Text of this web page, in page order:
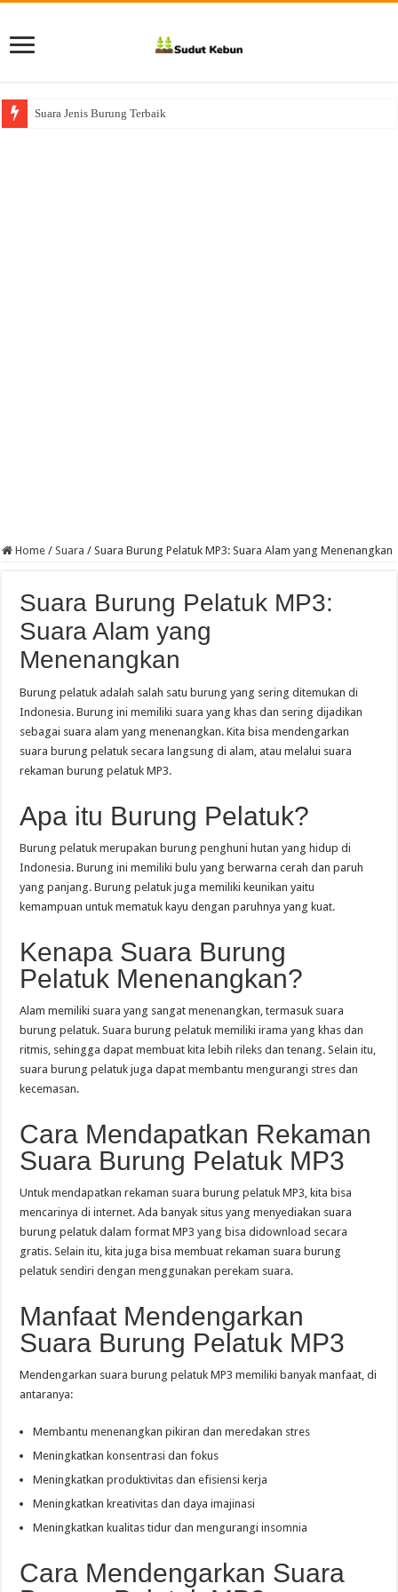
Suara Jenis Burung Terbaik
Home / Suara / Suara Burung Pelatuk MP3: Suara Alam yang Menenangkan
Suara Burung Pelatuk MP3:
Suara Alam yang
Menenangkan
Burung pelatuk adalah salah satu burung yang sering ditemukan di
Indonesia. Burung ini memiliki suara yang khas dan sering dijadikan
sebagai suara alam yang menenangkan. Kita bisa mendengarkan
suara burung pelatuk secara langsung di alam, atau melalui suara
rekaman burung pelatuk MP3.
Apa itu Burung Pelatuk?
Burung pelatuk merupakan burung penghuni hutan yang hidup di
Indonesia. Burung ini memiliki bulu yang berwarna cerah dan paruh
yang panjang. Burung pelatuk juga memiliki keunikan yaitu
kemampuan untuk mematuk kayu dengan paruhnya yang kuat.
Kenapa Suara Burung
Pelatuk Menenangkan?
Alam memiliki suara yang sangat menenangkan, termasuk suara
burung pelatuk. Suara burung pelatuk memiliki irama yang khas dan
ritmis, sehingga dapat membuat kita lebih rileks dan tenang. Selain itu,
suara burung pelatuk juga dapat membantu mengurangi stres dan
kecemasan.
Cara Mendapatkan Rekaman
Suara Burung Pelatuk MP3
Untuk mendapatkan rekaman suara burung pelatuk MP3, kita bisa
mencarinya di internet. Ada banyak situs yang menyediakan suara
burung pelatuk dalam format MP3 yang bisa didownload secara
gratis. Selain itu, kita juga bisa membuat rekaman suara burung
pelatuk sendiri dengan menggunakan perekam suara.
Manfaat Mendengarkan
Suara Burung Pelatuk MP3
Mendengarkan suara burung pelatuk MP3 memiliki banyak manfaat, di
antaranya:
Membantu menenangkan pikiran dan meredakan stres
Meningkatkan konsentrasi dan fokus
Meningkatkan produktivitas dan efisiensi kerja
Meningkatkan kreativitas dan daya imajinasi
Meningkatkan kualitas tidur dan mengurangi insomnia
Cara Mendengarkan Suara